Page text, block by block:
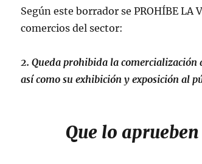
Según este borrador se PROHÍBE LA
comercios del sector:
2. Queda prohibida la comercialización
así como su exhibición y exposición al
Que lo aprueben